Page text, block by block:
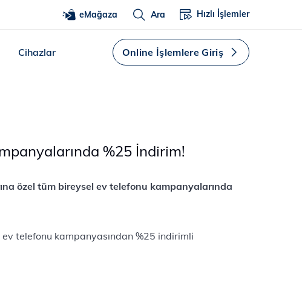
eMağaza Ara Hızlı İşlemler
Cihazlar Online İşlemlere Giriş
%25 İndirim!
özel tüm bireysel ev telefonu kampanyalarında
telefonu kampanyasından %25 indirimli